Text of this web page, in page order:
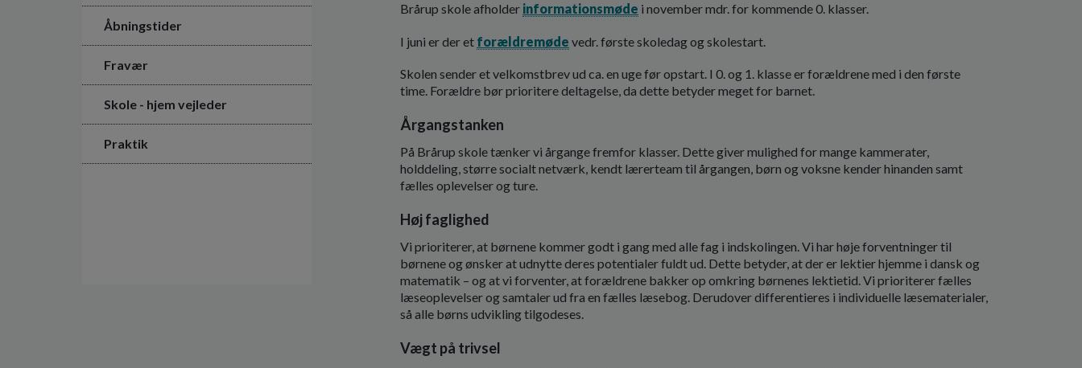
Åbningstider
Fravær
Skole - hjem vejleder
Praktik
Brårup skole afholder informationsmøde i november mdr. for kommende 0. klasser.
I juni er der et forældremøde vedr. første skoledag og skolestart.
Skolen sender et velkomstbrev ud ca. en uge før opstart. I 0. og 1. klasse er forældrene med i den første
time. Forældre bør prioritere deltagelse, da dette betyder meget for barnet.
Årgangstanken
På Brårup skole tænker vi årgange fremfor klasser. Dette giver mulighed for mange kammerater,
holddeling, større socialt netværk, kendt lærerteam til årgangen, børn og voksne kender hinanden samt
fælles oplevelser og ture.
Høj faglighed
Vi prioriterer, at børnene kommer godt i gang med alle fag i indskolingen. Vi har høje forventninger til
børnene og ønsker at udnytte deres potentialer fuldt ud. Dette betyder, at der er lektier hjemme i dansk og
matematik – og at vi forventer, at forældrene bakker op omkring børnenes lektietid. Vi prioriterer fælles
læseoplevelser og samtaler ud fra en fælles læsebog. Derudover differentieres i individuelle læsematerialer,
så alle børns udvikling tilgodeses.
Vægt på trivsel